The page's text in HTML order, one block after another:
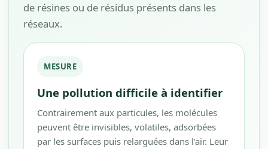
de résines ou de résidus présents dans les
réseaux.
MESURE
Une pollution difficile à identifier
Contrairement aux particules, les molécules
peuvent être invisibles, volatiles, adsorbées
par les surfaces puis relarguées dans l’air. Leur